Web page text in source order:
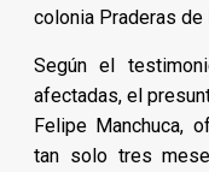
colonia Praderas de
Según el
afectadas, el
Felipe Manchuca,
tan solo tres